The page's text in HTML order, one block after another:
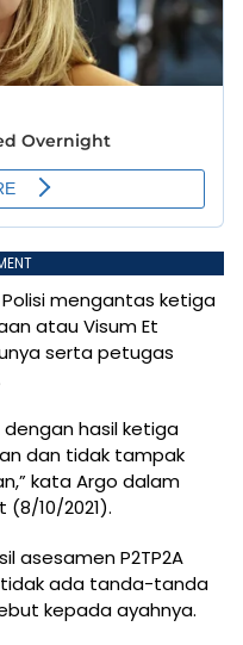
mengantas ketiga
atau Visum Et
serta petugas
dengan hasil ketiga
dan tidak tampak
kata Argo dalam
10/2021).
asesamen P2TP2A
tidak ada tanda-tanda
kepada ayahnya.